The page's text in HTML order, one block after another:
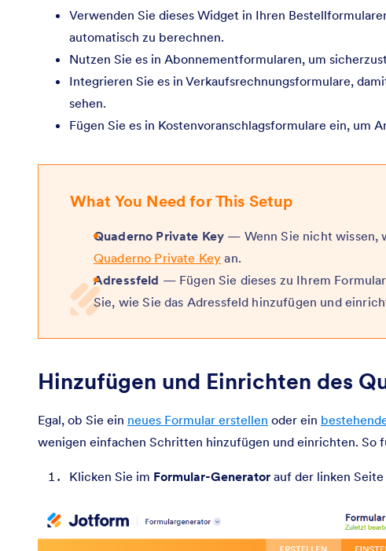
Verwenden Sie dieses Widget in Ihren
automatisch zu berechnen.
Nutzen Sie es in Abonnementformularen, um
Integrieren Sie es in Verkaufsrechnungsformulare,
sehen.
Fügen Sie es in Kostenvoranschlagsformulare ein, um
What You Need for This Setup
Quaderno Private Key — Wenn Sie nicht wissen,
Quaderno Private Key an.
Adressfeld — Fügen Sie dieses zu Ihrem
Sie, wie Sie das Adressfeld hinzufügen und
Hinzufügen und Einrichten des
Egal, ob Sie ein neues Formular erstellen oder ein
wenigen einfachen Schritten hinzufügen und einrichten. So
Klicken Sie im Formular-Generator auf der linken